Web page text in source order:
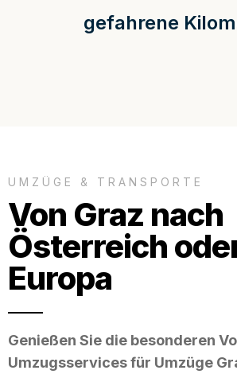
gefahrene
UMZÜGE & TRANSPORTE
Von Graz nach
Österreich
Europa
Genießen Sie die besonderen
Umzugsservices für Umzüge